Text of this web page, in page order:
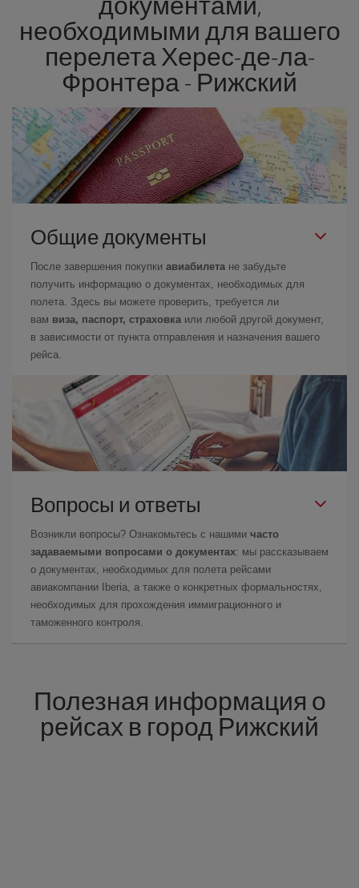
необходимыми для вашего
перелета Херес-де-ла-
Фронтера - Рижский
Общие документы
После завершения покупки авиабилета не забудьте
получить информацию о документах, необходимых для
полета. Здесь вы можете проверить, требуется ли
вам виза, паспорт, страховка или любой другой документ,
в зависимости от пункта отправления и назначения вашего
рейса.
Вопросы и ответы
Возникли вопросы? Ознакомьтесь с нашими часто
задаваемыми вопросами о документах: мы рассказываем
о документах, необходимых для полета рейсами
авиакомпании Iberia, а также о конкретных формальностях,
необходимых для прохождения иммиграционного и
таможенного контроля.
Полезная информация о
рейсах в город Рижский